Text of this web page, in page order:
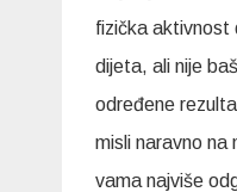
fizička aktivnost
dijeta, ali nije
određene
misli naravno
vama najviše